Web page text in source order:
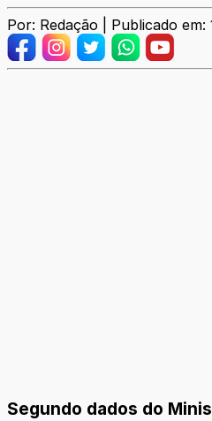
Por: Redação | Publicado
Segundo dados do